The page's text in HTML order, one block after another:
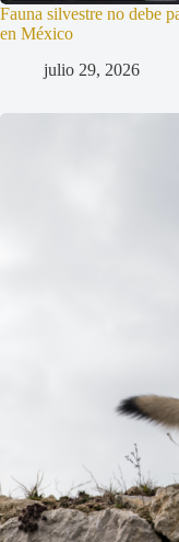
Fauna silvestre no debe
en México
julio 29, 2026